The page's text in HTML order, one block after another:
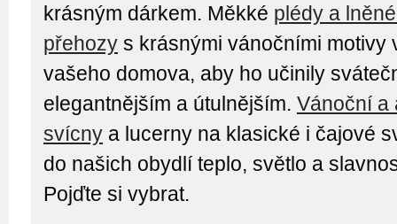
krásným dárkem. Měkké plédy a
přehozy s krásnými vánočními motivy
vašeho domova, aby ho učinily
elegantnějším a útulnějším. Vánoční a
svícny a lucerny na klasické i čajové
do našich obydlí teplo, světlo a
Pojďte si vybrat.